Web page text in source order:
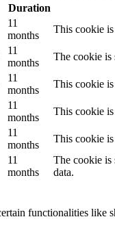
Duration
11
months
This cookie
11
months
The cookie is
11
months
This cookie
11
months
This cookie
11
months
This cookie
11
months
The cookie is
data.
functionalities like